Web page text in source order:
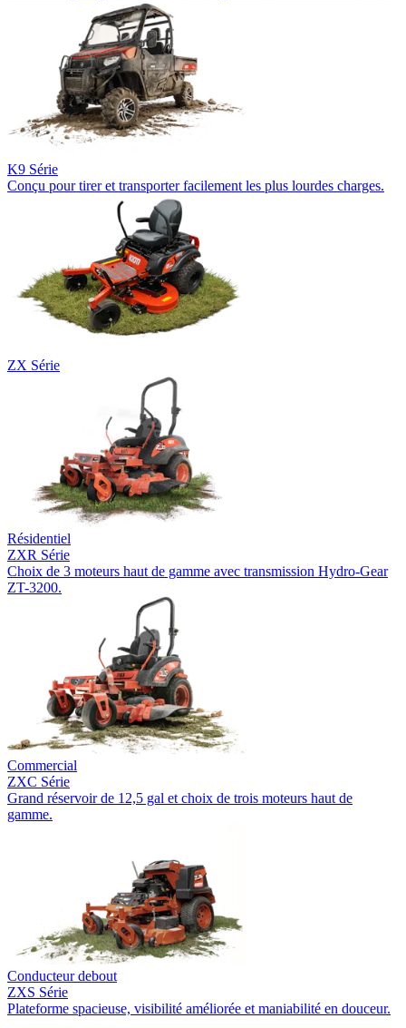
K9 Série
Conçu pour tirer et transporter facilement les plus lourdes charges.
ZX Série
Résidentiel
ZXR Série
Choix de 3 moteurs haut de gamme avec transmission Hydro-Gear
ZT-3200.
Commercial
ZXC Série
Grand réservoir de 12,5 gal et choix de trois moteurs haut de
gamme.
Conducteur debout
ZXS Série
Plateforme spacieuse, visibilité améliorée et maniabilité en douceur.